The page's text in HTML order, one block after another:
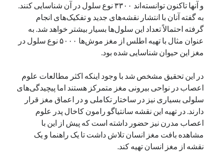
فوریه 2026
ژانویه 2026
دسامبر 2025
نوامبر 2025
آگوست 2025
ژوئن 2025
می 2025
آوریل 2025
مارس 2025
فوریه 2025
ژانویه 2025
دسامبر 2024
و آنها تاکنون توانسته‌اند ۳۳۰۰ نوع سلول در آن شناسایی کنند.
به گفته آنان با انتشار نقشه‌های جدید و تفکیک‌های انجام
گرفته احتمالاً تعداد این سلول‌ها بسیار بیشتر خواهد شد. به
عنوان مثال با تهیه اطلس از مغز موش‌ها ۵۰۰۰ نوع سلول در
مغز این حیوان شناسایی شده بود.
در این تحقیق مشخص شد با وجود اینکه اکثر مطالعات علوم
اعصاب در نواحی بیرونی مغز متمرکز هستند اما پیچیدگی‌های
سلولی بسیاری نیز در ساختار تکاملی و در اعماق مغز قرار
دارند. در تهیه این نقشه سانتیاگو رامون کاخال پدر علوم
اعصاب مدرن نیز حضور داشته است که پیش از این با
مشاهده بافت مغز انسان تلاش داشت تا یک راهنما و یک
نقشه از مغز انسان تهیه کند.